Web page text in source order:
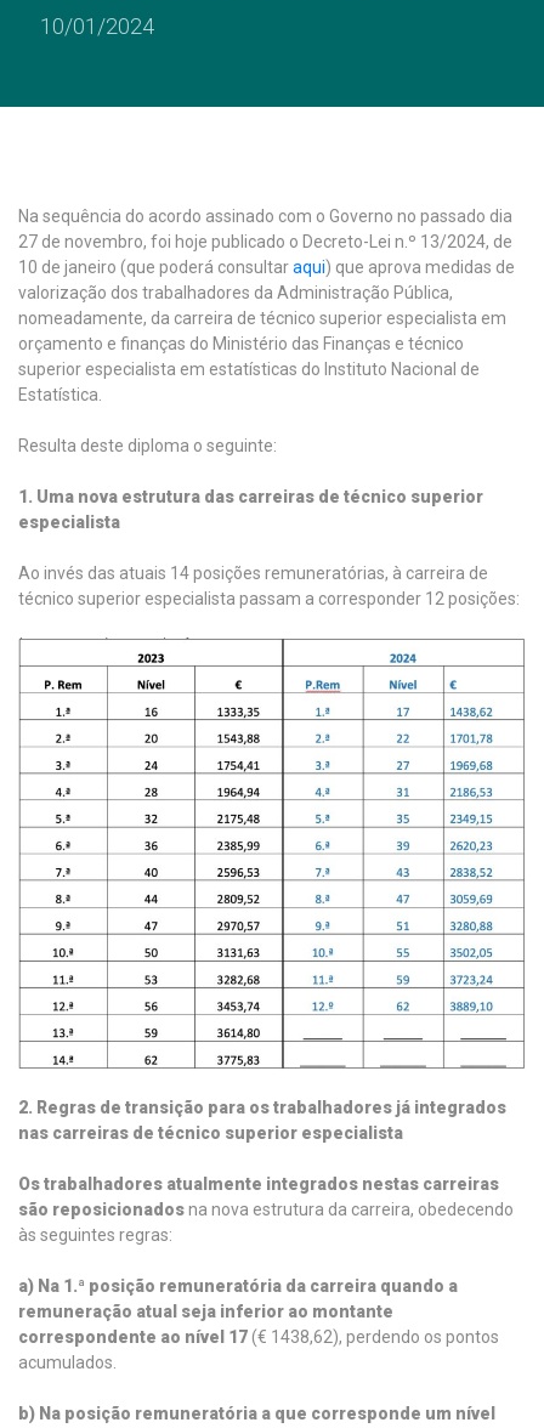
10/01/2024
Na sequência do acordo assinado com o Governo no passado dia
27 de novembro, foi hoje publicado o Decreto-Lei n.º 13/2024, de
10 de janeiro (que poderá consultaraqui) que aprova medidas de
valorização dos trabalhadores da Administração Pública,
nomeadamente, da carreira de técnico superior especialista em
orçamento e finanças do Ministério das Finanças e técnico
superior especialista em estatísticas do Instituto Nacional de
Estatística.
Resulta deste diploma o seguinte:
1. Uma nova estrutura das carreiras de técnico superior
especialista
Ao invés das atuais 14 posições remuneratórias, à carreira de
técnico superior especialista passam a corresponder 12 posições:
2. Regras de transição para os trabalhadores já integrados
nas carreiras de técnico superior especialista
Os trabalhadores atualmente integrados nestas carreiras
são reposicionadosna nova estrutura da carreira, obedecendo
às seguintes regras:
a) Na 1.ª posição remuneratória da carreira quando a
remuneração atual seja inferior ao montante
correspondente ao nível 17(€ 1438,62), perdendo os pontos
acumulados.
b) Na posição remuneratória a que corresponde um nível